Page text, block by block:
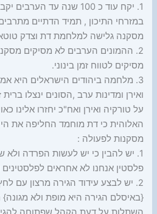
1. יקח עוד כ 100 שנה עד
במזרחי התיכון , תמיד הדתיים
מסקנה גלישה למלחמת דת וצדק
2. ההמונים הערבים לא מסיקים
מסיקים לטווח זמן בינוני.
3. מלחמה ביהודים הישראלים היא
ואירן ומדינות ערב ,הסונים ינצלו
על טורקיה ואירן ואח"כ יחזרו אלינו
האלוהית כי דת מוחמד החליפה את
מסקנות לפעולה :
1. יש להבין כי יש לעשות הפרדה ולא
פלסטין אנחנו לא אחראים לפלסטינים
2. יש לבצע עידוד הגירה מרצון עם
{באיסלם הגירה היא מופת ולא